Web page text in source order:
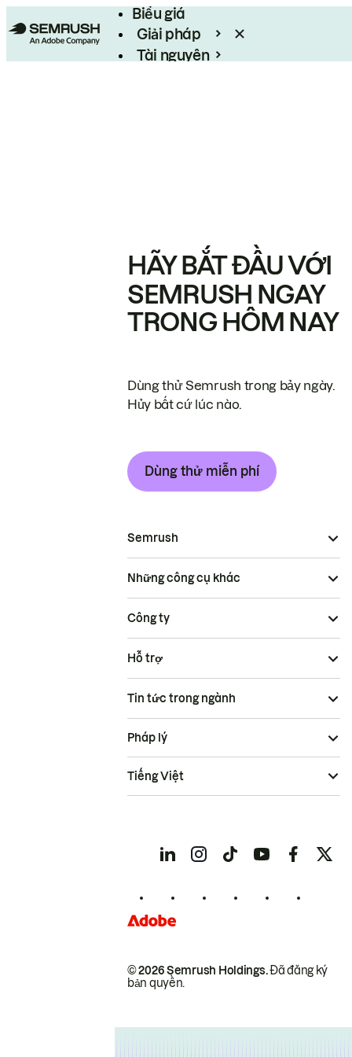
Biểu giá
Giải pháp
Tài nguyên
HÃY BẮT ĐẦU VỚI
SEMRUSH NGAY
TRONG HÔM NAY
Dùng thử Semrush trong bảy ngày.
Hủy bất cứ lúc nào.
Dùng thử miễn phí
Semrush
Những công cụ khác
Công ty
Hỗ trợ
Tin tức trong ngành
© 2026 Semrush Holdings.Đã đăng ký
bản quyền.
Pháp lý
Tiếng Việt